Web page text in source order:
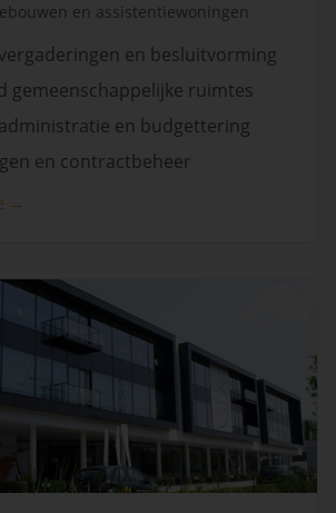
en assistentiewoningen
en besluitvorming
gemeenschappelijke ruimtes
en budgettering
en contractbeheer
→